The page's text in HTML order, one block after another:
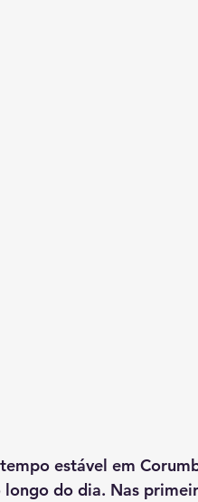
estável em
longo do dia. Nas